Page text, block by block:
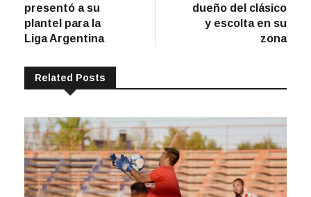
entradas
presentó a su
plantel para la
Liga Argentina
dueño del clásico
y escolta en su
zona
Related Posts